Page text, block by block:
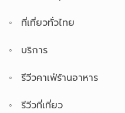
ที่เที่ยวทั่วไทย
บริการ
รีวีวคาเฟ่ร้านอาหาร
รีวีวที่เที่ยว